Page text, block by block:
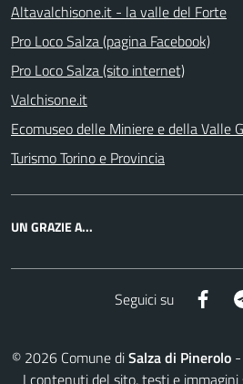
Altavalchisone.it - la valle del Forte
Pro Loco Salza (pagina Facebook)
Pro Loco Salza (sito internet)
Valchisone.it
Ecomuseo delle Miniere e della Valle
Turismo Torino e Provincia
UN GRAZIE A...
Seguici su
© 2026 Comune diSalza di Pinerolo
I contenuti del sito, testi e immagini